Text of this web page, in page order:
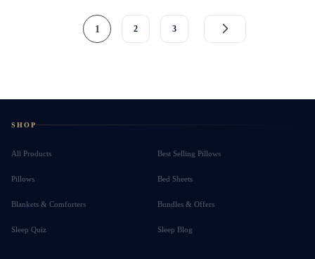
1 2 3
SHOP
All Products Best Selling Pillows
Pillows Bed Sheets
Blankets & Comforters Bundles & Offers
Sleep Quiz Sleep Blog